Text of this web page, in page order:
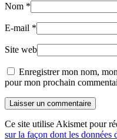
Nom *
E-mail *
Site web
Enregistrer mon nom,
pour mon prochain
Laisser un commentaire
Ce site utilise Akismet pour
sur la façon dont les données